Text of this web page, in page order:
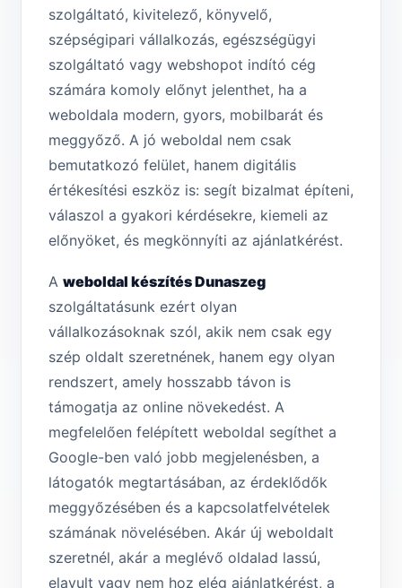
szolgáltató, kivitelező, könyvelő,
szépségipari vállalkozás, egészségügyi
szolgáltató vagy webshopot indító cég
számára komoly előnyt jelenthet, ha a
weboldala modern, gyors, mobilbarát és
meggyőző. A jó weboldal nem csak
bemutatkozó felület, hanem digitális
értékesítési eszköz is: segít bizalmat építeni,
válaszol a gyakori kérdésekre, kiemeli az
előnyöket, és megkönnyíti az ajánlatkérést.
A weboldal készítés Dunaszeg
szolgáltatásunk ezért olyan
vállalkozásoknak szól, akik nem csak egy
szép oldalt szeretnének, hanem egy olyan
rendszert, amely hosszabb távon is
támogatja az online növekedést. A
megfelelően felépített weboldal segíthet a
Google-ben való jobb megjelenésben, a
látogatók megtartásában, az érdeklődők
meggyőzésében és a kapcsolatfelvételek
számának növelésében. Akár új weboldalt
szeretnél, akár a meglévő oldalad lassú,
elavult vagy nem hoz elég ajánlatkérést, a